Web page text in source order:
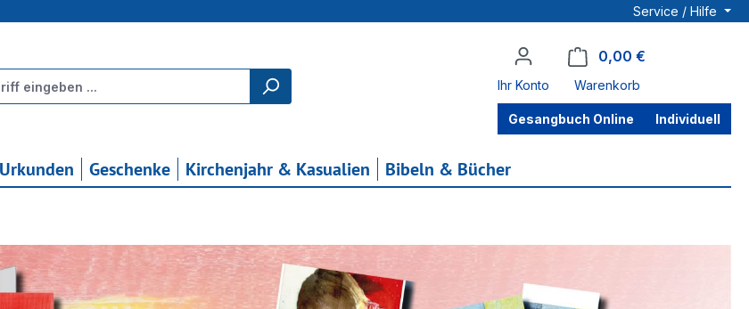
Service / Hilfe
Ihr Konto
0,00 €
Warenkorb
Gesangbuch Online Individuell
Geschenke Kirchenjahr & Kasualien Bibeln & Bücher